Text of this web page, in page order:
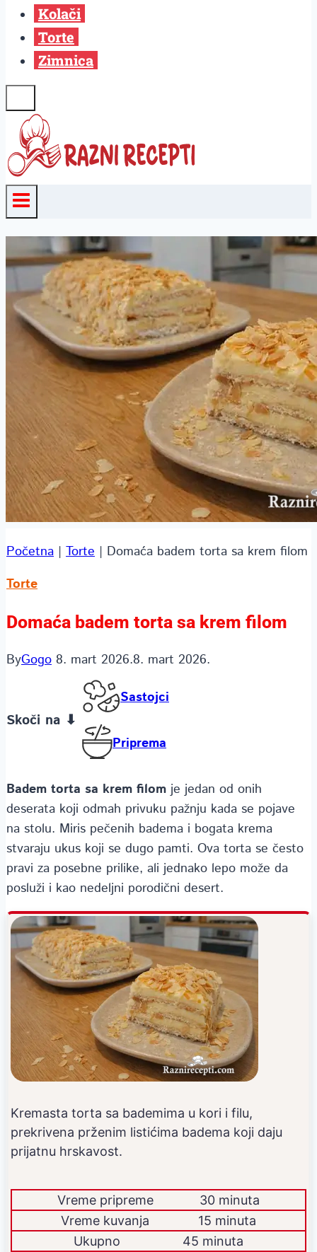
Kolači
Torte
Zimnica
Početna | Torte | Domaća badem torta sa krem filom
Torte
Domaća badem torta sa krem filom
ByGogo 8. mart 2026.8. mart 2026.
Skoči na ⬇
Sastojci
Priprema
Badem torta sa krem filom je jedan od onih
deserata koji odmah privuku pažnju kada se pojave
na stolu. Miris pečenih badema i bogata krema
stvaraju ukus koji se dugo pamti. Ova torta se često
pravi za posebne prilike, ali jednako lepo može da
posluži i kao nedeljni porodični desert.
Kremasta torta sa bademima u kori i filu,
prekrivena prženim listićima badema koji daju
prijatnu hrskavost.
Vreme pripreme
30 minuta
Vreme kuvanja
15 minuta
Ukupno
45 minuta